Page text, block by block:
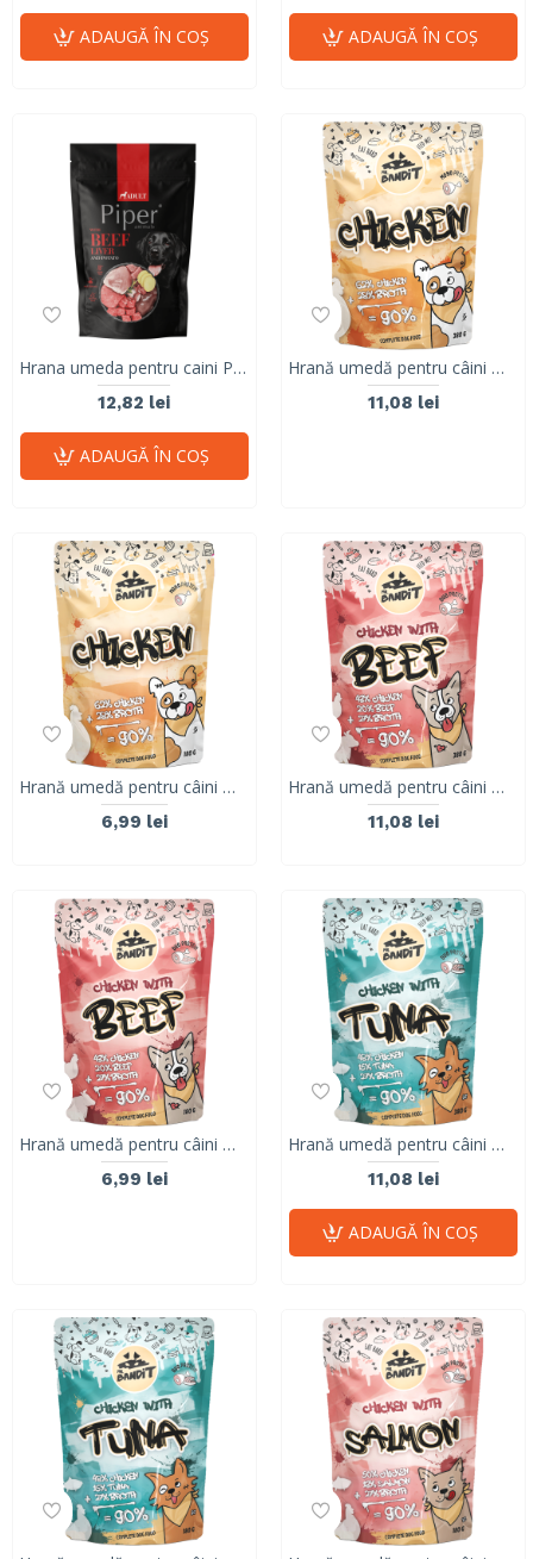
ADAUGĂ ÎN COŞ ADAUGĂ ÎN COŞ
Hrana umeda pentru caini PIPER DOG, ficat de vita si cartof, 500g
12,82 lei
ADAUGĂ ÎN COŞ
Hrană umedă pentru câini Mr. Bandit MonoProtein, pui in sos,380g
11,08 lei
Hrană umedă pentru câini Mr. Bandit MonoProtein, pui in sos,180g
6,99 lei
Hrană umedă pentru câini Mr. Bandit DuoProtein, pui si vita,380g
11,08 lei
Hrană umedă pentru câini Mr. Bandit DuoProtein, pui si vita,180g
6,99 lei
Hrană umedă pentru câini Mr. Bandit DuoProtein, pui și ton,380g
11,08 lei
ADAUGĂ ÎN COŞ